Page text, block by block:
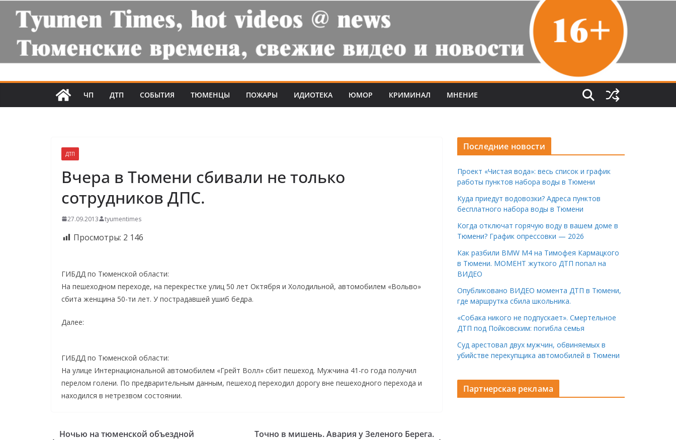
ЧП ДТП СОБЫТИЯ ТЮМЕНЦЫ ПОЖАРЫ ИДИОТЕКА ЮМОР КРИМИНАЛ МНЕНИЕ
ДТП
Вчера в Тюмени сбивали не только
сотрудников ДПС.
27.09.2013 tyumentimes
Просмотры: 2 146
ГИБДД по Тюменской области:
На пешеходном переходе, на перекрестке улиц 50 лет Октября и Холодильной, автомобилем «Вольво»
сбита женщина 50-ти лет. У пострадавшей ушиб бедра.
Далее:
ГИБДД по Тюменской области:
На улице Интернациональной автомобилем «Грейт Волл» сбит пешеход. Мужчина 41-го года получил
перелом голени. По предварительным данным, пешеход переходил дорогу вне пешеходного перехода и
находился в нетрезвом состоянии.
Ночью на тюменской объездной
Точно в мишень. Авария у Зеленого Берега.
Последние новости
Проект «Чистая вода»: весь список и график
работы пунктов набора воды в Тюмени
Куда приедут водовозки? Адреса пунктов
бесплатного набора воды в Тюмени
Когда отключат горячую воду в вашем доме в
Тюмени? График опрессовки — 2026
Как разбили BMW M4 на Тимофея Кармацкого
в Тюмени. МОМЕНТ жуткого ДТП попал на
ВИДЕО
Опубликовано ВИДЕО момента ДТП в Тюмени,
где маршрутка сбила школьника.
«Собака никого не подпускает». Смертельное
ДТП под Пойковским: погибла семья
Суд арестовал двух мужчин, обвиняемых в
убийстве перекупщика автомобилей в Тюмени
Партнерская реклама